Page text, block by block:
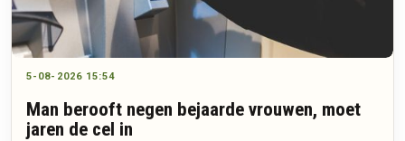
5-08-2026 15:54
Man berooft negen bejaarde vrouwen, moet
jaren de cel in